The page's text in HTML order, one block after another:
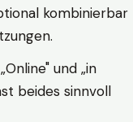
kombinierbar
und „in
beides sinnvoll